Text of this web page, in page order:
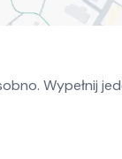
Wypełnij